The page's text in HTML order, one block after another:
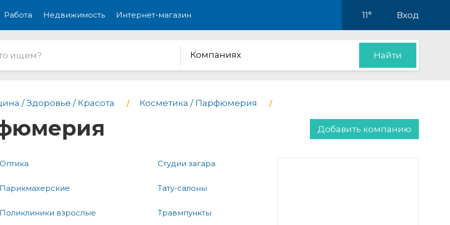
Работа Недвижимость Интернет-магазин 11° Вход
Компаниях Найти
/ Здоровье / Красота Косметика / Парфюмерия
Добавить компанию
Оптика
Парикмахерские
Поликлиники взрослые
Студии загара
Тату-салоны
Травмпункты